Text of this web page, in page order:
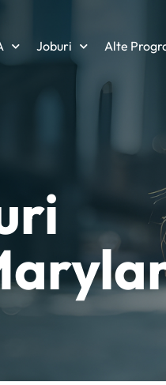
Joburi Alte